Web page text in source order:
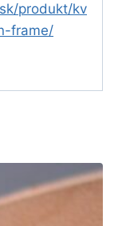
produkt/kv
frame/